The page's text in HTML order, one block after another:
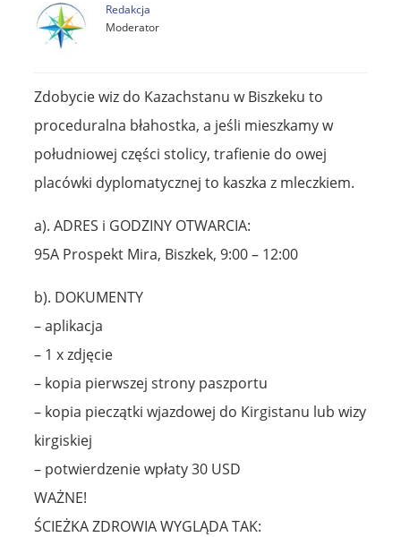
Redakcja
Moderator
Zdobycie wiz do Kazachstanu w Biszkeku to
proceduralna błahostka, a jeśli mieszkamy w
południowej części stolicy, trafienie do owej
placówki dyplomatycznej to kaszka z mleczkiem.
a). ADRES i GODZINY OTWARCIA:
95A Prospekt Mira, Biszkek, 9:00 – 12:00
b). DOKUMENTY
– aplikacja
– 1 x zdjęcie
– kopia pierwszej strony paszportu
– kopia pieczątki wjazdowej do Kirgistanu lub wizy
kirgiskiej
– potwierdzenie wpłaty 30 USD
WAŻNE!
ŚCIEŻKA ZDROWIA WYGLĄDA TAK: